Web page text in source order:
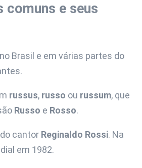
comuns e seus
Brasil e em várias partes do
russus, russo ou russum, que
Russo e Rosso.
cantor Reginaldo Rossi. Na
em 1982.